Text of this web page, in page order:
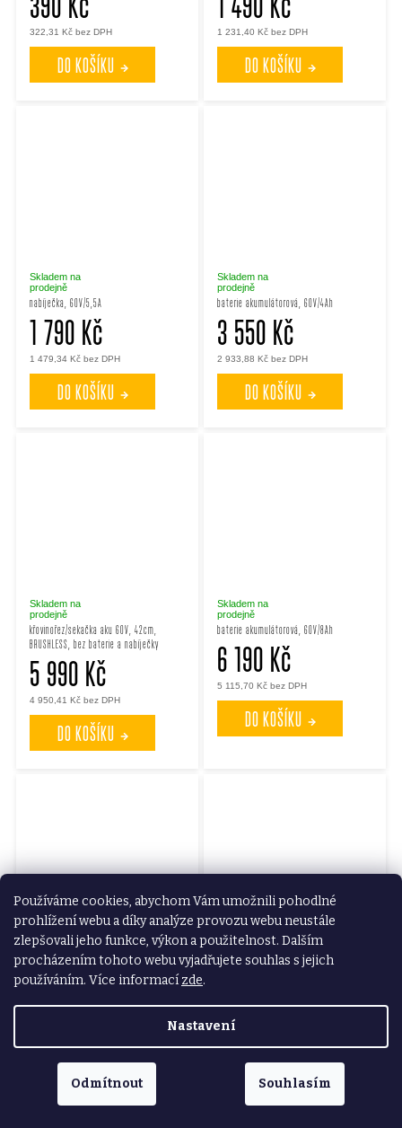
Používáme cookies, abychom Vám umožnili pohodlné
prohlížení webu a díky analýze provozu webu neustále
zlepšovali jeho funkce, výkon a použitelnost. Dalším
procházením tohoto webu vyjadřujete souhlas s jejich
používáním. Více informací zde.
Nastavení
Odmítnout Souhlasím
322,31 Kč bez DPH
DO KOŠÍKU
1 231,40 Kč bez DPH
DO KOŠÍKU
nabíječka, 60V/5,5A
Skladem na
prodejně
1 479,34 Kč bez DPH
1 790 Kč
DO KOŠÍKU
baterie akumulátorová, 60V/4Ah
Skladem na
prodejně
2 933,88 Kč bez DPH
3 550 Kč
DO KOŠÍKU
křovinořez/sekačka aku 60V, 42cm,
BRUSHLESS, bez baterie a nabíječky
Skladem na
prodejně
4 950,41 Kč bez DPH
5 990 Kč
DO KOŠÍKU
baterie akumulátorová, 60V/8Ah
Skladem na
prodejně
5 115,70 Kč bez DPH
6 190 Kč
DO KOŠÍKU
sekačka s pojezdem aku 60V, 51cm,
BRUSHLESS, bez baterie a nabíječky
Skladem na
prodejně
9 990 Kč
DO KOŠÍKU
baterie akumulátorová, 60V/15Ah
Skladem na
prodejně
9 909,09 Kč bez DPH
11 990 Kč
DO KOŠÍKU